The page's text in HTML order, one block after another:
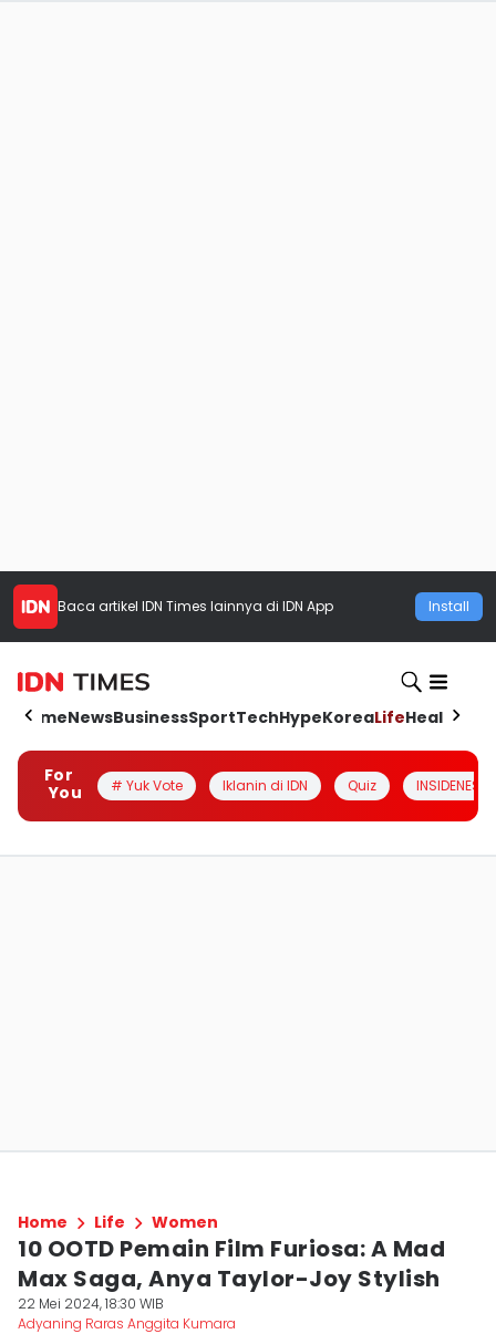
Baca artikel IDN Times lainnya di IDN App Install
HomeNewsBusinessSportTechHypeKoreaLifeHealth
For
You
# Yuk Vote Iklanin di IDN Quiz INSIDENESIA
Home Life Women
10 OOTD Pemain Film Furiosa: A Mad
Max Saga, Anya Taylor-Joy Stylish
22 Mei 2024, 18:30 WIB
Adyaning Raras Anggita Kumara